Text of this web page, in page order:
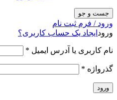
جست و جو
ورود / فرم ثبت نام
ورود ایجاد یک حساب کاربری؟
نام کاربری یا آدرس ایمیل *
گذرواژه *
ورود